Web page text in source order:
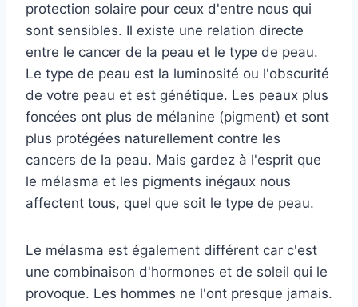
protection solaire pour ceux d'entre nous qui
sont sensibles. Il existe une relation directe
entre le cancer de la peau et le type de peau.
Le type de peau est la luminosité ou l'obscurité
de votre peau et est génétique. Les peaux plus
foncées ont plus de mélanine (pigment) et sont
plus protégées naturellement contre les
cancers de la peau. Mais gardez à l'esprit que
le mélasma et les pigments inégaux nous
affectent tous, quel que soit le type de peau.
Le mélasma est également différent car c'est
une combinaison d'hormones et de soleil qui le
provoque. Les hommes ne l'ont presque jamais.